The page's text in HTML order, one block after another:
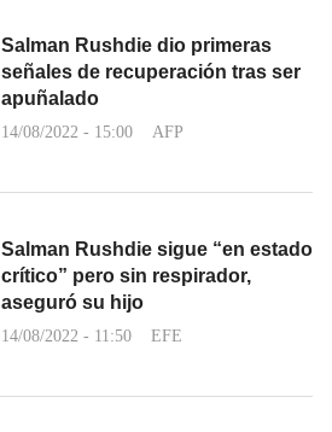
Salman Rushdie dio primeras
señales de recuperación tras ser
apuñalado
14/08/2022 - 15:00 AFP
Salman Rushdie sigue “en estado
crítico” pero sin respirador,
aseguró su hijo
14/08/2022 - 11:50 EFE